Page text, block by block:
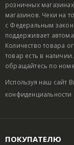
розничных
магазинов. Чеки на
с Федеральным
поддерживает
Количество товара
товар есть в
обращайтесь по
Используя наш сайт
конфиденциальности
ПОКУПАТЕЛЮ